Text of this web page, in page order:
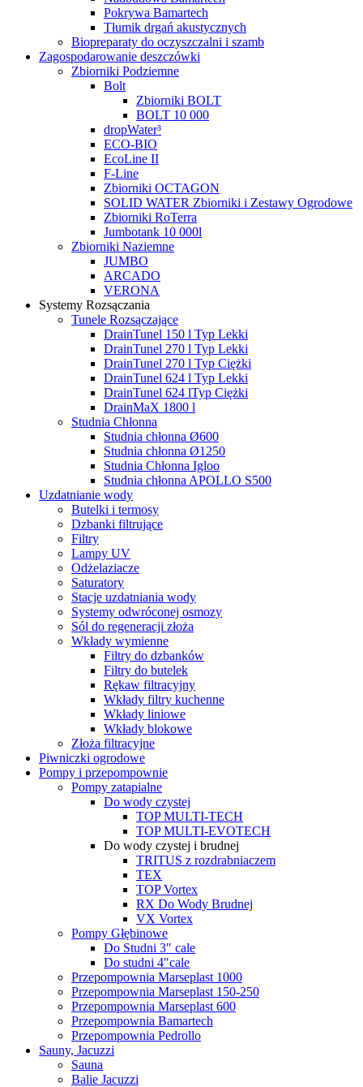
Pokrywa Bamartech
Tłumik drgań akustycznych
Biopreparaty do oczyszczalni i szamb
Zagospodarowanie deszczówki
Zbiorniki Podziemne
Bolt
Zbiorniki BOLT
BOLT 10 000
dropWater³
ECO-BIO
EcoLine II
F-Line
Zbiorniki OCTAGON
SOLID WATER Zbiorniki i Zestawy Ogrodowe
Zbiorniki RoTerra
Jumbotank 10 000l
Zbiorniki Naziemne
JUMBO
ARCADO
VERONA
Systemy Rozsączania
Tunele Rozsączające
DrainTunel 150 l Typ Lekki
DrainTunel 270 l Typ Lekki
DrainTunel 270 l Typ Ciężki
DrainTunel 624 l Typ Lekki
DrainTunel 624 lTyp Ciężki
DrainMaX 1800 l
Studnia Chłonna
Studnia chłonna Ø600
Studnia chłonna Ø1250
Studnia Chłonna Igloo
Studnia chłonna APOLLO S500
Uzdatnianie wody
Butelki i termosy
Dzbanki filtrujące
Filtry
Lampy UV
Odżelaziacze
Saturatory
Stacje uzdatniania wody
Systemy odwróconej osmozy
Sól do regeneracji złoża
Wkłady wymienne
Filtry do dzbanków
Filtry do butelek
Rękaw filtracyjny
Wkłady filtry kuchenne
Wkłady liniowe
Wkłady blokowe
Złoża filtracyjne
Piwniczki ogrodowe
Pompy i przepompownie
Pompy zatapialne
Do wody czystej
TOP MULTI-TECH
TOP MULTI-EVOTECH
Do wody czystej i brudnej
TRITUS z rozdrabniaczem
TEX
TOP Vortex
RX Do Wody Brudnej
VX Vortex
Pompy Głębinowe
Do Studni 3″ cale
Do studni 4″cale
Przepompownia Marseplast 1000
Przepompownia Marseplast 150-250
Przepompownia Marseplast 600
Przepompownia Bamartech
Przepompownia Pedrollo
Sauny, Jacuzzi
Sauna
Balie Jacuzzi